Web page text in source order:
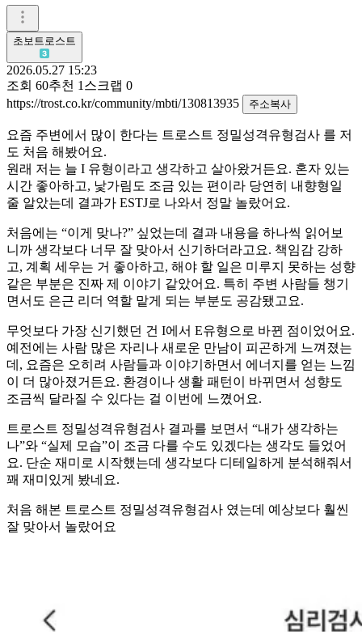
초보트로스트
2026.05.27 15:23
조회 60추천 1 스크랩 0
https://trost.co.kr/community/mbti/130813935
주소복사
요즘 주변에서 많이 한다는 트로스트 정밀성격유형검사 를 저
도 처음 해봤어요.
원래 저는 늘 I 유형이라고 생각하고 살아왔거든요. 혼자 있는
시간 좋아하고, 낯가림도 조금 있는 편이라 당연히 내향형일
줄 알았는데 결과가 ESTJ로 나와서 정말 놀랐어요.
처음에는 “이게 맞나?” 싶었는데 결과 내용을 하나씩 읽어보
니까 생각보다 너무 잘 맞아서 신기하더라고요. 책임감 강하
고, 계획 세우는 거 좋아하고, 해야 할 일은 미루지 못하는 성향
같은 부분은 진짜 제 이야기 같았어요. 특히 주변 사람들 챙기
면서도 은근 리더 역할 맡게 되는 부분도 공감됐고요.
무엇보다 가장 신기했던 건 I에서 E유형으로 바뀐 점이었어요.
예전에는 사람 많은 자리나 새로운 만남이 피곤하게 느껴졌는
데, 요즘은 오히려 사람들과 이야기하면서 에너지를 얻는 느낌
이 더 많아졌거든요. 환경이나 생활 패턴이 바뀌면서 성향도
조금씩 달라질 수 있다는 걸 이번에 느꼈어요.
트로스트 정밀성격유형검사 결과를 보면서 “내가 생각하는
나”와 “실제 모습”이 조금 다를 수도 있겠다는 생각도 들었어
요. 단순 재미로 시작했는데 생각보다 디테일하게 분석해줘서
꽤 재미있게 봤네요.
처음 해본 트로스트 정밀성격유형검사 였는데 예상보다 훨씬
잘 맞아서 놀랐어요